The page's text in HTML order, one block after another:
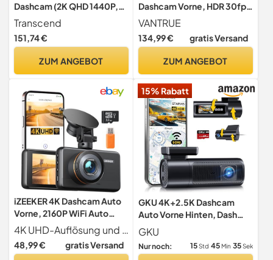
Dashcam (2K QHD 1440P,
Sony STARVIS-Sensor) |G-
Sensor & Parkmodus |WLAN
& GPS |Inkl. 64GB High
Transcend
151,74 €
ZUM ANGEBOT
Dashcam Vorne, HDR 30fps
160 ° Weitwinkel
VANTRUE
134,99 € gratis Versand
ZUM ANGEBOT
iZEEKER 4K Dashcam Auto
Vorne, 2160P WiFi Auto
Kamera Vorne mit 32GB
Karte
4K UHD-Auflösung und 3 IPS-Display Mit WDR, einem fortschrittlichen Sensor und einer großen Blende von F1.8 liefert die iD400 helle und klare Videos. Dabei handelt es sich jedoch nicht um ein spezielles Nachtsichtgerät. Die Wirkung der Nachtsicht variiert je nach Helligkeit in der Nacht. Der 3 IPS-Bildschirm erleichtert die Bedienung und Kontrolle der Dashcam sowie das Überwachen und Abspielen von Momenten jederzeit und überall.
48,99 € gratis Versand
15% Rabatt
GKU 4K+2.5K Dashcam
Auto Vorne Hinten, Dash
Cam mit 64G SD-Karte
GKU
Nur noch: 15Std 45Min 33Sek